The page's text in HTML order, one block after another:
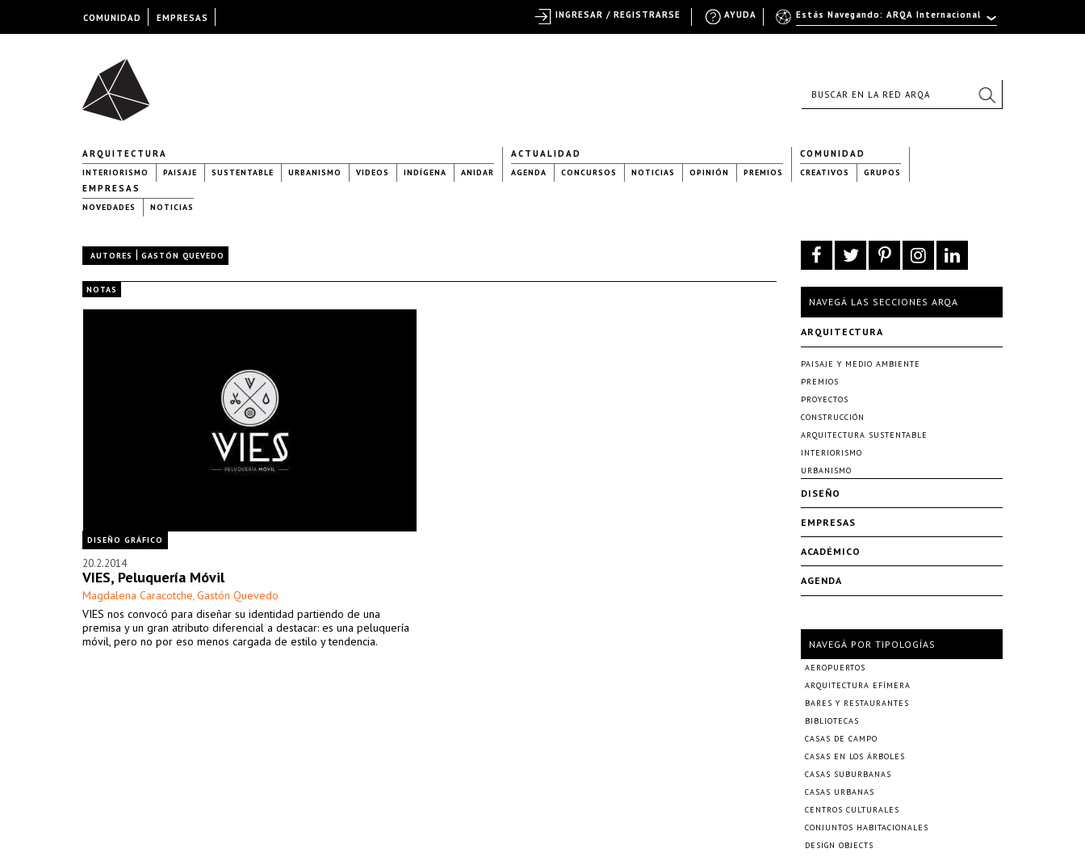
ARQUITECTURA
INTERIORISMO PAISAJE SUSTENTABLE URBANISMO VIDEOS INDÍGENA ANIDAR
ACTUALIDAD
AGENDA CONCURSOS NOTICIAS OPINIÓN PREMIOS
COMUNIDAD
CREATIVOS GRUPOS
EMPRESAS
NOVEDADES NOTICIAS
AUTORES | GASTÓN QUEVEDO
NOTAS
DISEÑO GRÁFICO
20.2.2014
VIES, Peluquería Móvil
Magdalena Caracotche, Gastón Quevedo
VIES nos convocó para diseñar su identidad partiendo de una
premisa y un gran atributo diferencial a destacar: es una peluquería
móvil, pero no por eso menos cargada de estilo y tendencia.
NAVEGÁ LAS SECCIONES ARQA
ARQUITECTURA
PAISAJE Y MEDIO AMBIENTE
PREMIOS
PROYECTOS
CONSTRUCCIÓN
ARQUITECTURA SUSTENTABLE
INTERIORISMO
URBANISMO
DISEÑO
EMPRESAS
ACADÉMICO
AGENDA
NAVEGÁ POR TIPOLOGÍAS
AEROPUERTOS
ARQUITECTURA EFÍMERA
BARES Y RESTAURANTES
BIBLIOTECAS
CASAS DE CAMPO
CASAS EN LOS ÁRBOLES
CASAS SUBURBANAS
CASAS URBANAS
CENTROS CULTURALES
CONJUNTOS HABITACIONALES
DESIGN OBJECTS
COMUNIDAD EMPRESAS Estás Navegando: ARQA Internacional
AYUDA
INGRESAR / REGISTRARSE